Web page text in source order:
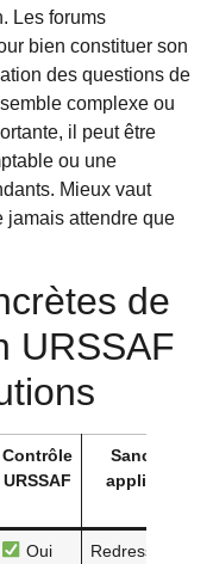
Les forums
bien constituer son
des questions de
complexe ou
il peut être
ou une
Mieux vaut
jamais attendre que
de
URSSAF
Contrôle
URSSAF
Sanction
appliquée
Oui
Redressement